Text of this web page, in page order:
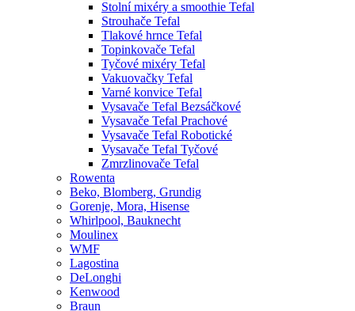
Stolní mixéry a smoothie Tefal
Strouhače Tefal
Tlakové hrnce Tefal
Topinkovače Tefal
Tyčové mixéry Tefal
Vakuovačky Tefal
Varné konvice Tefal
Vysavače Tefal Bezsáčkové
Vysavače Tefal Prachové
Vysavače Tefal Robotické
Vysavače Tefal Tyčové
Zmrzlinovače Tefal
Rowenta
Beko, Blomberg, Grundig
Gorenje, Mora, Hisense
Whirlpool, Bauknecht
Moulinex
WMF
Lagostina
DeLonghi
Kenwood
Braun